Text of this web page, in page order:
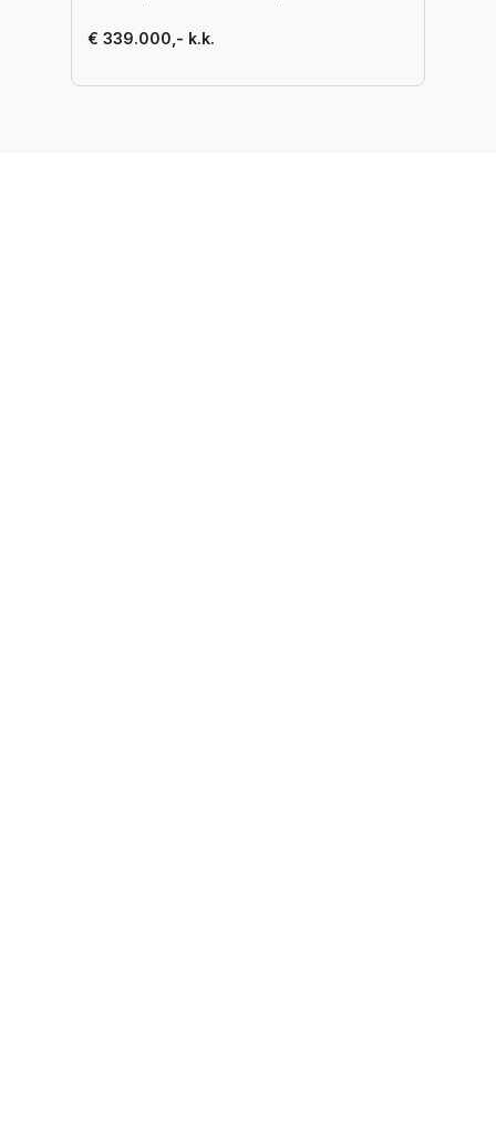
€ 339.000,- k.k.